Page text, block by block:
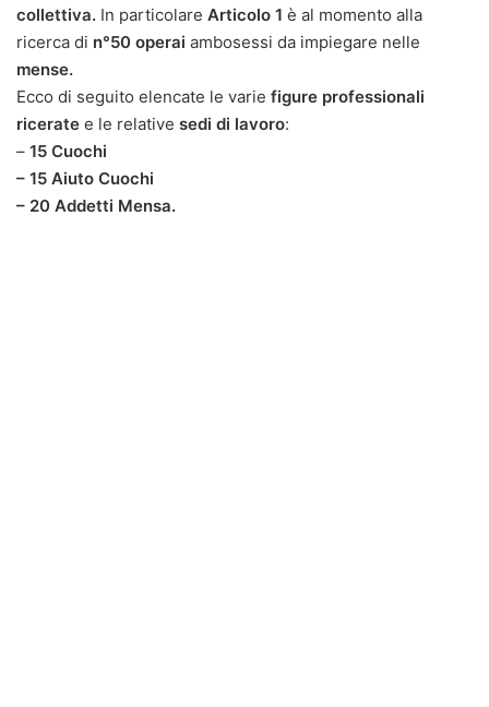
collettiva. In particolare Articolo 1 è al momento alla
ricerca di n°50 operai ambosessi da impiegare nelle
mense.
Ecco di seguito elencate le varie figure professionali
ricerate e le relative sedi di lavoro:
– 15 Cuochi
– 15 Aiuto Cuochi
– 20 Addetti Mensa.